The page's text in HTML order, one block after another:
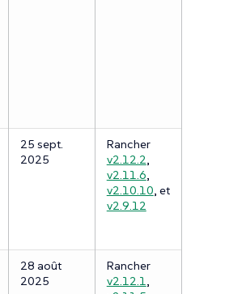
25 sept.
2025
Rancher
v2.12.2,
v2.11.6,
v2.10.10, et
v2.9.12
28 août
2025
Rancher
v2.12.1,